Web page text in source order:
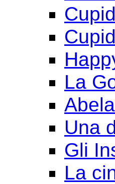
La
Una
Gli
La